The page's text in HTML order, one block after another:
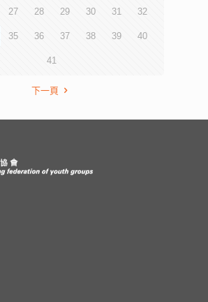
27 28 29 30 31 32
35 36 37 38 39 40
41
下一頁